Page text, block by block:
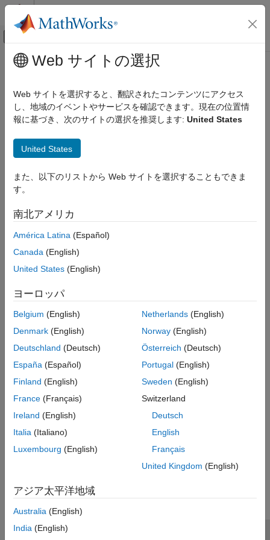
コンテンツへスキップ
オフキャンバス ナビゲーション メ
ドキュメンテーションのホーム
Cloud Integrations
Public Clouds
カテゴリ
AWS Reference Architectures
Microsoft Azure Marketplace
Microsoft Azure Reference Architectures
Architectures
メインコンテンツ
Microsoft Azure Marketplace
Configure and run MATLAB® and other products using solution
templates developed by MathWorks®
cloud using solution templates developed by MathWorks for the
Microsoft®Azure
MATLAB Parallel Serverin the cloud quickly and easily.
Topics
Bring Your Own License (BYOL)
Run MATLAB from Microsoft Azure Marketplace
Marketplace.
Run MATLAB Parallel Server from Microsoft Azure
Marketplace
LaunchMATLAB Parallel Serverin Microsoft Azure from the
Microsoft Azure Marketplace.
Run Network License Manager from Microsoft Azure
Launch a network license manager in Microsoft Azure from the
Microsoft Azure Marketplace.
Related Information
Microsoft Azure Reference Architectures
Web サイトの選択
Web サイトを選択すると、翻訳されたコンテンツにアクセス
し、地域のイベントやサービスを確認できます。現在の位置情
報に基づき、次のサイトの選択を推奨します: United States
United States
また、以下のリストから Web サイトを選択することもできま
す。
南北アメリカ
América Latina (Español)
Canada (English)
United States (English)
ヨーロッパ
Belgium (English)
Denmark (English)
Deutschland (Deutsch)
España (Español)
Finland (English)
France (Français)
Ireland (English)
Italia (Italiano)
Luxembourg (English)
Netherlands(English)
Norway(English)
Österreich (Deutsch)
Portugal(English)
Sweden (English)
Switzerland
Deutsch
English
Français
United Kingdom (English)
アジア太平洋地域
Australia (English)
India (English)